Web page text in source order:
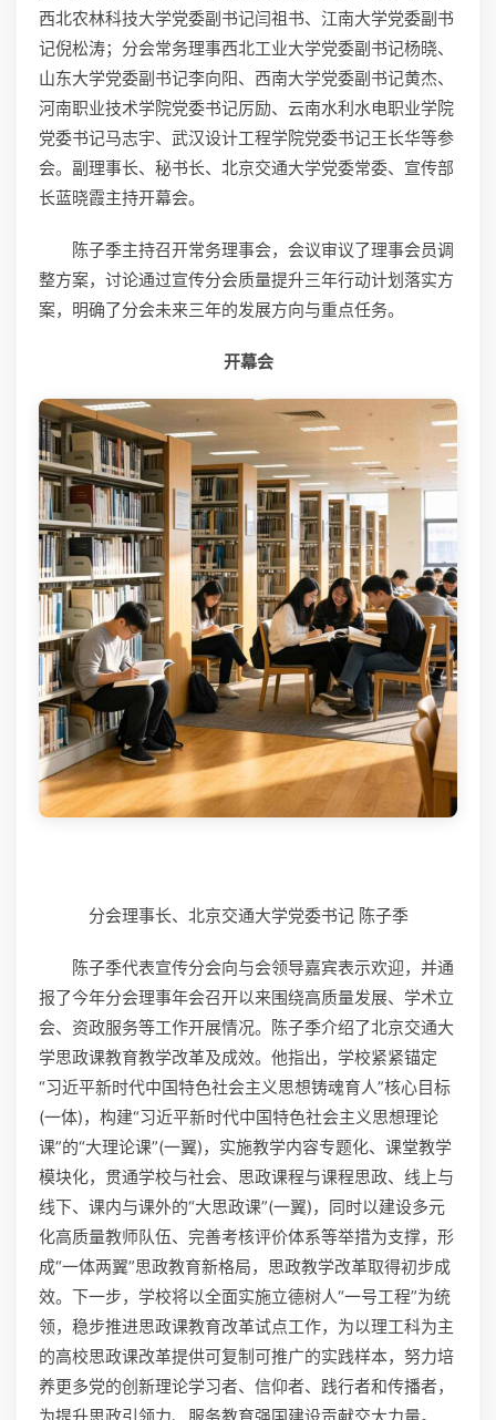
西北农林科技大学党委副书记闫祖书、江南大学党委副书
记倪松涛；分会常务理事西北工业大学党委副书记杨晓、
山东大学党委副书记李向阳、西南大学党委副书记黄杰、
河南职业技术学院党委书记厉励、云南水利水电职业学院
党委书记马志宇、武汉设计工程学院党委书记王长华等参
会。副理事长、秘书长、北京交通大学党委常委、宣传部
长蓝晓霞主持开幕会。
陈子季主持召开常务理事会，会议审议了理事会员调
整方案，讨论通过宣传分会质量提升三年行动计划落实方
案，明确了分会未来三年的发展方向与重点任务。
开幕会
分会理事长、北京交通大学党委书记 陈子季
陈子季代表宣传分会向与会领导嘉宾表示欢迎，并通
报了今年分会理事年会召开以来围绕高质量发展、学术立
会、资政服务等工作开展情况。陈子季介绍了北京交通大
学思政课教育教学改革及成效。他指出，学校紧紧锚定
“习近平新时代中国特色社会主义思想铸魂育人”核心目标
(一体)，构建“习近平新时代中国特色社会主义思想理论
课”的“大理论课”(一翼)，实施教学内容专题化、课堂教学
模块化，贯通学校与社会、思政课程与课程思政、线上与
线下、课内与课外的“大思政课”(一翼)，同时以建设多元
化高质量教师队伍、完善考核评价体系等举措为支撑，形
成“一体两翼”思政教育新格局，思政教学改革取得初步成
效。下一步，学校将以全面实施立德树人“一号工程”为统
领，稳步推进思政课教育改革试点工作，为以理工科为主
的高校思政课改革提供可复制可推广的实践样本，努力培
养更多党的创新理论学习者、信仰者、践行者和传播者，